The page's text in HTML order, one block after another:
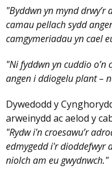
"Byddwn yn mynd
camau pellach sydd
camgymeriadau yn cael
"Ni fyddwn yn cuddio
angen i ddiogelu plant –
Dywedodd y
arweinydd ac aelod y
"Rydw i'n croesawu’r
edmygedd i'r dioddefwyr
niolch am eu gwydnwch."